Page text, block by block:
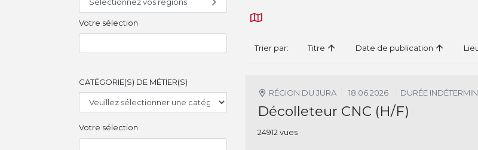
Sélectionnez vos régions
Votre sélection
CATÉGORIE(S) DE MÉTIER(S)
Votre sélection
Trier par: Titre Date de publication
RÉGION DU JURA 18.06.2026 DURÉE
Décolleteur CNC (H/F)
24912 vues